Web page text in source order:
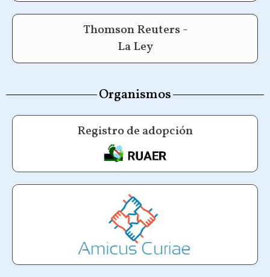
Thomson Reuters -
La Ley
Organismos
Registro de adopción